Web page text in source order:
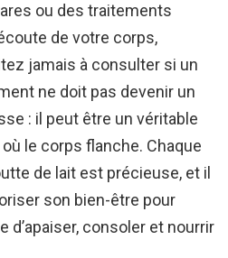
ou des traitements
de votre corps,
jamais à consulter si un
ne doit pas devenir un
: il peut être un véritable
le corps flanche. Chaque
de lait est précieuse, et il
son bien-être pour
d’apaiser, consoler et nourrir